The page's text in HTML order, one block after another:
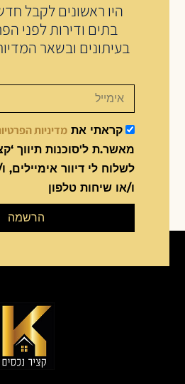
היו ראשונים לקבל
בתים ודירות לפני
בעיתונים ובשאר
קראתי את מדיניות
מאשר.ת ל'סוכנות תיווך
לשלוח לי דיוור אימיילים,
ו/או שיחות טלפון
הרשמה